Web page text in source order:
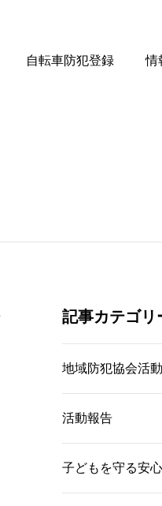
自転車防犯登録 情
記事カテゴリ
地域防犯協会活
活動報告
子どもを守る安